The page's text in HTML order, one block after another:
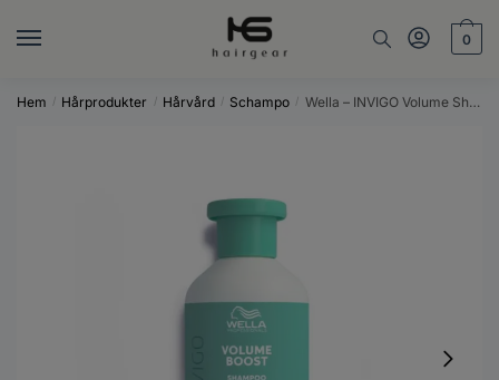
0
Hem / Hårprodukter / Hårvård / Schampo / Wella – INVIGO Volume Shampoo 300ml